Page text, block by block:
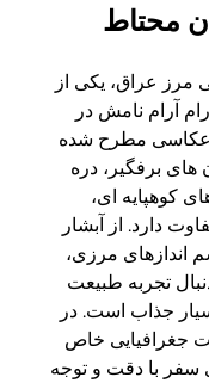
محتاط
مرز عراق، یکی از
آرام نامش در
عکاسی مطرح شده
برفگیر، دره
کوهپایه ای،
دارد. از آبشار
اندازهای مرزی،
تجربه طبیعت
جذاب است. در
جغرافیایی خاص
سفر با دقت و توجه